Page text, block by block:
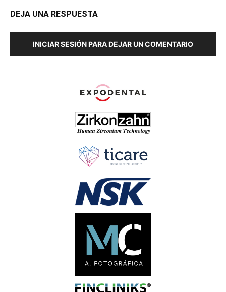
DEJA UNA RESPUESTA
INICIAR SESIÓN PARA DEJAR UN COMENTARIO